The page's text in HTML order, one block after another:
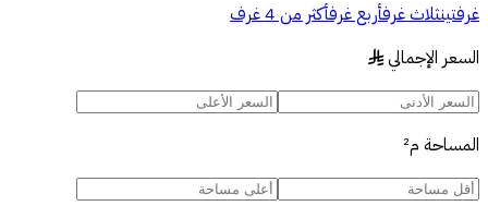
غرفتينثلاث غرفأربع غرفأكثر من 4 غرف
السعر الإجمالي §
المساحة م²